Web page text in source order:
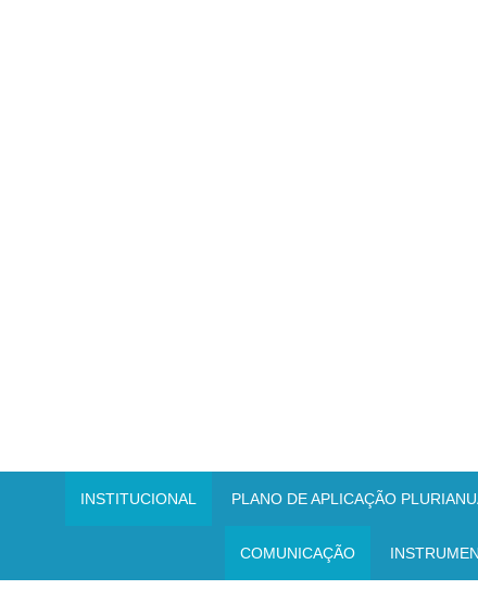
INSTITUCIONAL PLANO DE APLICAÇÃO
COMUNICAÇÃO